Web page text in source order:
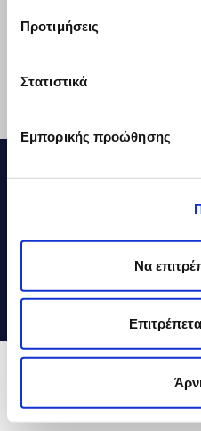
Προτιμήσεις
Στατιστικά
Εμπορικής προώθησης
Να
Social Media
DELTA © 2026
ESG Reports
Craft by MRM//McCann